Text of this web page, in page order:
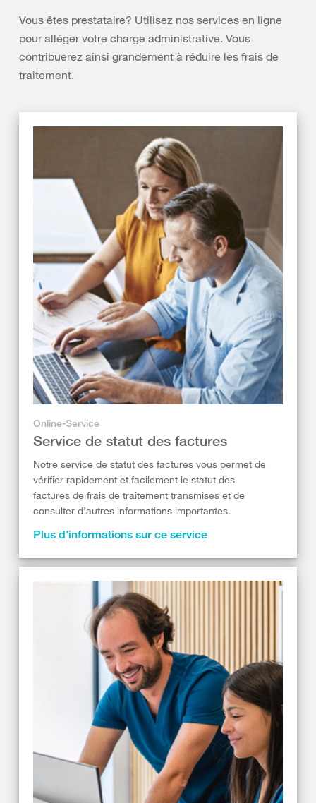
Vous êtes prestataire? Utilisez nos services en ligne
pour alléger votre charge administrative. Vous
contribuerez ainsi grandement à réduire les frais de
traitement.
Online-Service
Service de statut des factures
Notre service de statut des factures vous permet de
vérifier rapidement et facilement le statut des
factures de frais de traitement transmises et de
consulter d’autres informations importantes.
Plus d’informations sur ce service